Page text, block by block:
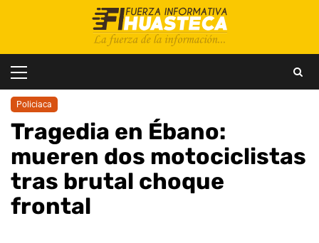
principal
Policiaca
Tragedia en Ébano:
mueren dos motociclistas
tras brutal choque
frontal